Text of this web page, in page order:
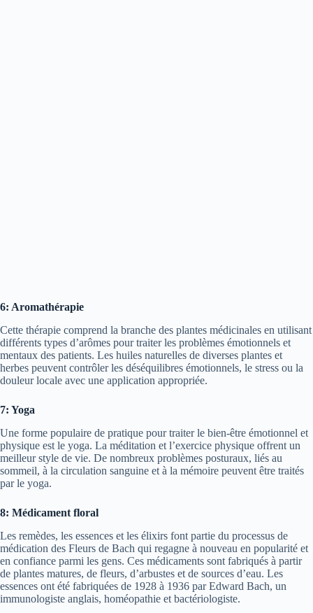
6: Aromathérapie
Cette thérapie comprend la branche des plantes médicinales en utilisant
différents types d’arômes pour traiter les problèmes émotionnels et
mentaux des patients. Les huiles naturelles de diverses plantes et
herbes peuvent contrôler les déséquilibres émotionnels, le stress ou la
douleur locale avec une application appropriée.
7: Yoga
Une forme populaire de pratique pour traiter le bien-être émotionnel et
physique est le yoga. La méditation et l’exercice physique offrent un
meilleur style de vie. De nombreux problèmes posturaux, liés au
sommeil, à la circulation sanguine et à la mémoire peuvent être traités
par le yoga.
8: Médicament floral
Les remèdes, les essences et les élixirs font partie du processus de
médication des Fleurs de Bach qui regagne à nouveau en popularité et
en confiance parmi les gens. Ces médicaments sont fabriqués à partir
de plantes matures, de fleurs, d’arbustes et de sources d’eau. Les
essences ont été fabriquées de 1928 à 1936 par Edward Bach, un
immunologiste anglais, homéopathie et bactériologiste.